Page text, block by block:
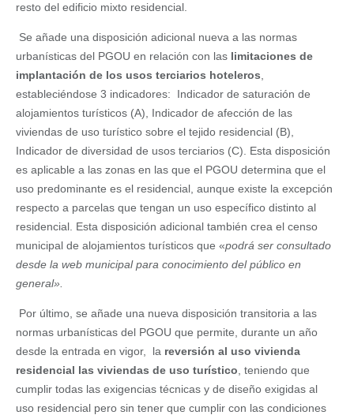
resto del edificio mixto residencial.
Se añade una disposición adicional nueva a las normas
urbanísticas del PGOU en relación con las limitaciones de
implantación de los usos terciarios hoteleros
estableciéndose 3 indicadores: Indicador de saturación de
alojamientos turísticos (A), Indicador de afección de las
viviendas de uso turístico sobre el tejido residencial (B),
Indicador de diversidad de usos terciarios (C). Esta disposición
es aplicable a las zonas en las que el PGOU determina que el
uso predominante es el residencial, aunque existe la excepción
respecto a parcelas que tengan un uso específico distinto al
residencial. Esta disposición adicional también crea el censo
municipal de alojamientos turísticos que «podrá ser consultado
desde la web municipal para conocimiento del público en
general».
Por último, se añade una nueva disposición transitoria a las
normas urbanísticas del PGOU que permite, durante un año
desde la entrada en vigor, la reversión al uso vivienda
residencial las viviendas de uso turístico , teniendo que
cumplir todas las exigencias técnicas y de diseño exigidas al
uso residencial pero sin tener que cumplir con las condiciones